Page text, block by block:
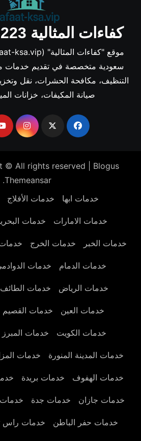
كفاءات المثالية 01554796223
سعودية متخصصة في تقديم خدمات
التنظيف، مكافحة الحشرات، نقل
صيانة المكيفات، خزانات
© All rights reserved Blogus
Themeansar
.
خدمات ابها
خدمات الأفلاج
خدمات الامارات خدمات
خدمات الخبر خدمات الخرج
خدمات الدمام خدمات
خدمات الرياض خدمات الطائف
خدمات العين خدمات القصيم
خدمات الكويت خدمات المبرز
خدمات المدينة المنورة خدمات
خدمات الهفوف خدمات بريدة
خدمات جازان خدمات جدة
خدمات حفر الباطن خدمات راس